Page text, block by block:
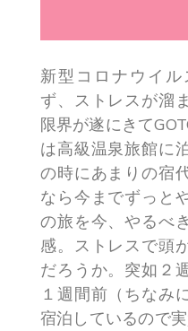
新型コロナウイ
ず、ストレスが溜
限界が遂にきて
は高級温泉旅館に
の時にあまりの宿
なら今までずっと
の旅を今、やるべ
感。ストレスで頭
だろうか。突如２
１週間前（ちなみ
宿泊しているので